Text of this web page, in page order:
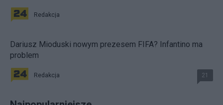
Redakcja
Dariusz Mioduski nowym prezesem FIFA? Infantino ma
problem
Redakcja 21